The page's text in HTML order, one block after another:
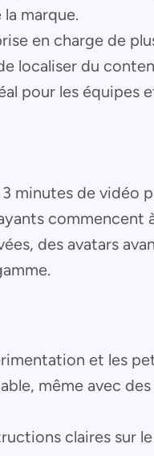
marque.
en charge de
localiser du
pour les équipes
minutes de vidéo
commencent
des avatars
et les
même avec
claires sur